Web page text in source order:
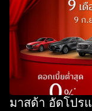
มาสด้า อัดโปรแ